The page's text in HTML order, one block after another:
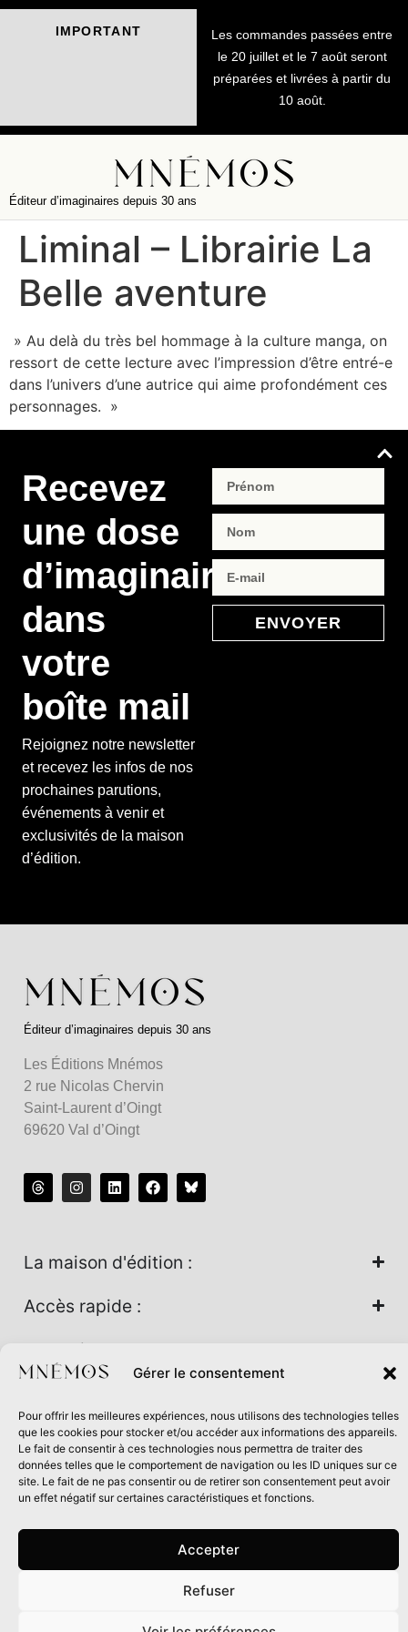
Gérer le consentement
Pour offrir les meilleures expériences, nous utilisons des technologies telles
que les cookies pour stocker et/ou accéder aux informations des appareils.
Le fait de consentir à ces technologies nous permettra de traiter des
données telles que le comportement de navigation ou les ID uniques sur ce
site. Le fait de ne pas consentir ou de retirer son consentement peut avoir
un effet négatif sur certaines caractéristiques et fonctions.
Accepter
Refuser
IMPORTANT
Les commandes passées entre
le 20 juillet et le 7 août seront
préparées et livrées à partir du
10 août.
Éditeur d’imaginaires depuis 30 ans
Liminal – Librairie La
Belle aventure
» Au delà du très bel hommage à la culture manga, on
ressort de cette lecture avec l’impression d’être entré-e
dans l’univers d’une autrice qui aime profondément ces
personnages. »
Recevez
une dose
d’imaginaire
dans
votre
boîte mail
Rejoignez notre newsletter
et recevez les infos de nos
prochaines parutions,
événements à venir et
exclusivités de la maison
d’édition.
ENVOYER
Éditeur d’imaginaires depuis 30 ans
Les Éditions Mnémos
2 rue Nicolas Chervin
Saint-Laurent d’Oingt
69620 Val d’Oingt
La maison d'édition :
Accès rapide :
Nos univers :
Maison d’édition soutenue par la DRAC Auvergne-Rhône-
Alpes et la Région Auvergne-Rhône-Alpes dans le cadre du
Contrat de filière Livre 2024